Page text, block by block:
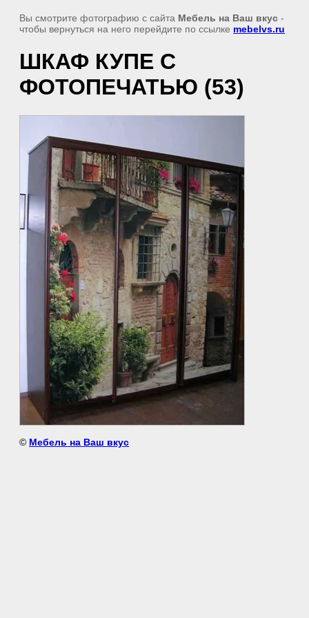
Вы смотрите фотографию с сайта Мебель на Ваш вкус -
чтобы вернуться на него перейдите по ссылке mebelvs.ru
ШКАФ КУПЕ С
ФОТОПЕЧАТЬЮ (53)
© Мебель на Ваш вкус